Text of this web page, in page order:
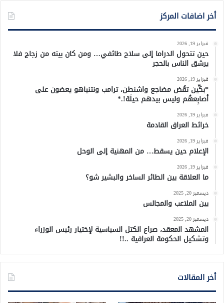
أخر اضافات المركز
فبراير 19, 2026
حين تتحول الدراما إلى سلاح طائفي… ومن كان بيته من زجاج فلا
يرشق الناس بالحجر
فبراير 19, 2026
*بكِّين تقُض مضاجع واشنطن، ترامب ونتنياهو يعضون على
أصابِعهُم وليس بيدهم حيلَة!.*
فبراير 19, 2026
خرائط العراق القادمة
فبراير 19, 2026
الإعلام حين يسقط… من المهنية إلى الوحل
فبراير 19, 2026
ما العلاقة بين الطائر الساخر والبشير شو؟
ديسمبر 20, 2025
بين الملاعب والمجالس
ديسمبر 20, 2025
المشهد المعقد، صراع الكتل السياسية لإختيار رئيس الوزراء
وتشكيل الحكومة العراقية ..!!
أخر المقالات